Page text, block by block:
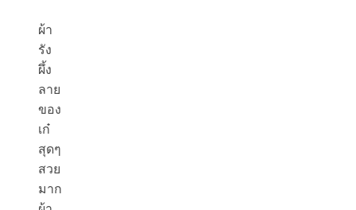
ผ้า
รัง
ผึ้ง
ลาย
ของ
เก๋
สุดๆ
สวย
มาก